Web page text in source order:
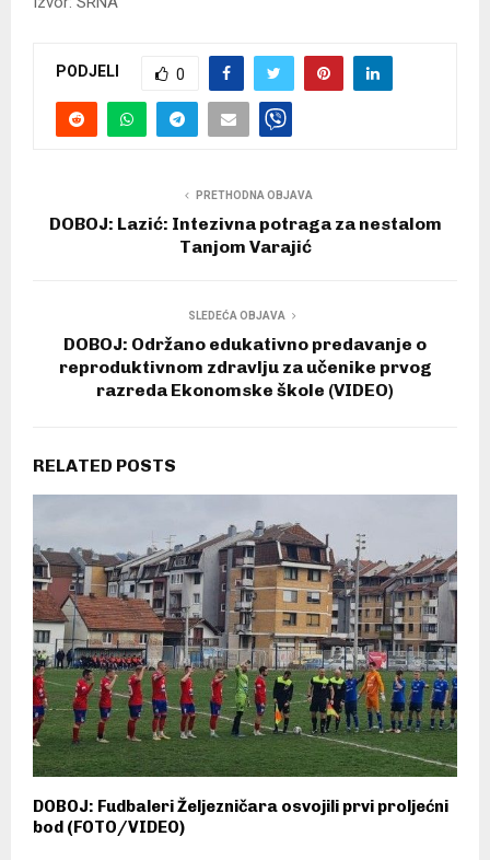
PODJELI 0
PRETHODNA OBJAVA
DOBOJ: Lazić: Intezivna potraga za nestalom
Tanjom Varajić
SLEDEĆA OBJAVA
DOBOJ: Održano edukativno predavanje o
reproduktivnom zdravlju za učenike prvog
razreda Ekonomske škole (VIDEO)
RELATED POSTS
DOBOJ: Fudbaleri Željezničara osvojili prvi proljećni
bod (FOTO/VIDEO)